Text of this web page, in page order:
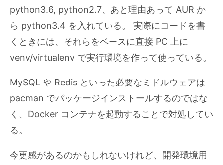
python3.6, python2.7、あと理由あって AUR か
ら python3.4 を入れている。 実際にコードを書
くときには、それらをベースに直接 PC 上に
venv/virtualenv で実行環境を作って使っている。
MySQL や Redis といった必要なミドルウェアは
pacman でパッケージインストールするのではな
く、Docker コンテナを起動することで対処してい
る。
今更感があるのかもしれないけれど、開発環境用